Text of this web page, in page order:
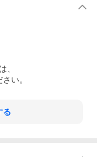
、
い。
る